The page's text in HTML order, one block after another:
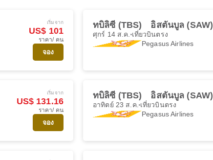
เริ่มจาก
US$ 101
ราคา/ คน
จอง
ทบิลิซี (TBS) อิสตันบูล (SAW)
ศุกร์ 14 ส.ค. เที่ยวบินตรง
Pegasus Airlines
เริ่มจาก
US$ 131.16
ราคา/ คน
จอง
ทบิลิซี (TBS) อิสตันบูล (SAW)
อาทิตย์ 23 ส.ค. เที่ยวบินตรง
Pegasus Airlines